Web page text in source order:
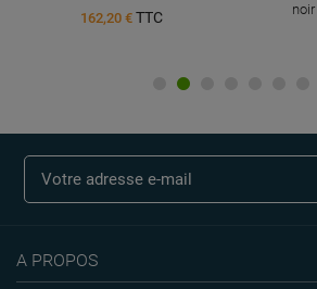
162,20 € TTC
A PROPOS